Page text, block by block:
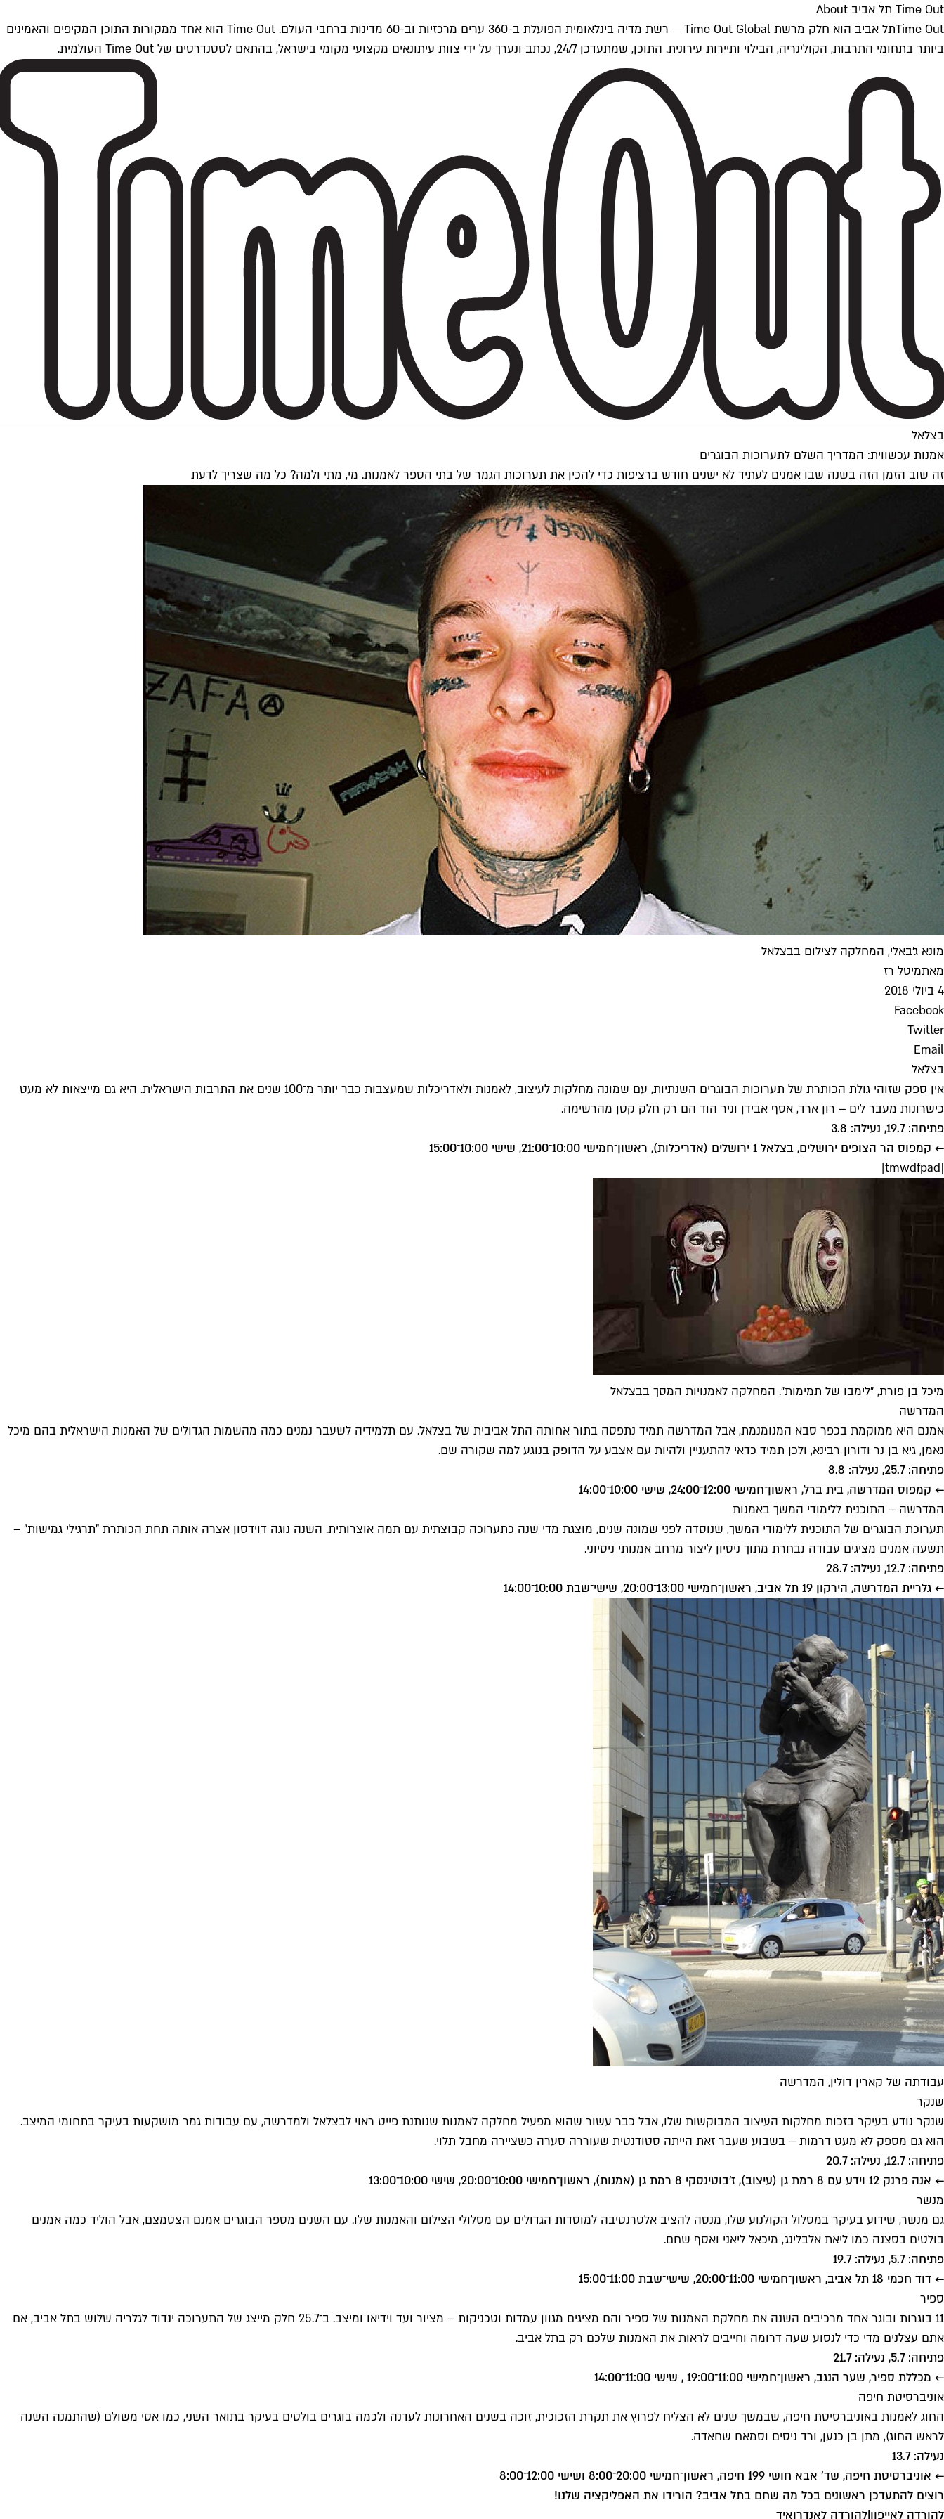
Time Out תל אביב About
Time Outתל אביב הוא חלק מרשת Time Out Global — רשת מדיה בינלאומית הפועלת ב-360 ערים מרכזיות וב-60 מדינות ברחבי העולם. Time Out הוא אחד ממקורות התוכן המקיפים והאמינים
ביותר בתחומי התרבות, הקולינריה, הבילוי ותיירות עירונית. התוכן, שמתעדכן 24/7, נכתב ונערך על ידי צוות עיתונאים מקצועי מקומי בישראל, בהתאם לסטנדרטים של Time Out העולמית.
בצלאל
אמנות עכשווית: המדריך השלם לתערוכות הבוגרים
זה שוב הזמן הזה בשנה שבו אמנים לעתיד לא ישנים חודש ברציפות כדי להכין את תערוכות הגמר של בתי הספר לאמנות. מי, מתי ולמה? כל מה שצריך לדעת
מונא ג׳באלי, המחלקה לצילום בבצלאל
מאתמיטל רז
4 ביולי 2018
Facebook
Twitter
Email
בצלאל
אין ספק שזוהי גולת הכותרת של תערוכות הבוגרים השנתיות, עם שמונה מחלקות לעיצוב, לאמנות ולאדריכלות שמעצבות כבר יותר מ־100 שנים את התרבות הישראלית. היא גם מייצאות לא מעט
כישרונות מעבר לים – רון ארד, אסף אבידן וניר הוד הם רק חלק קטן מהרשימה.
פתיחה: 19.7, נעילה: 3.8
← קמפוס הר הצופים ירושלים, בצלאל 1 ירושלים (אדריכלות), ראשון־חמישי 10:00־21:00, שישי 10:00־15:00
[tmwdfpad]
מיכל בן פורת, "לימבו של תמימות". המחלקה לאמנויות המסך בבצלאל
המדרשה
אמנם היא ממוקמת בכפר סבא המנומנמת, אבל המדרשה תמיד נתפסה בתור אחותה התל אביבית של בצלאל. עם תלמידיה לשעבר נמנים כמה מהשמות הגדולים של האמנות הישראלית בהם מיכל
נאמן, גיא בן נר ודורון רבינא, ולכן תמיד כדאי להתעניין ולהיות עם אצבע על הדופק בנוגע למה שקורה שם.
פתיחה: 25.7, נעילה: 8.8
← קמפוס המדרשה, בית ברל, ראשון־חמישי 12:00־24:00, שישי 10:00־14:00
המדרשה – התוכנית ללימודי המשך באמנות
תערוכת הבוגרים של התוכנית ללימודי המשך, שנוסדה לפני שמונה שנים, מוצגת מדי שנה כתערוכה קבוצתית עם תמה אוצרותית. השנה נוגה דוידסון אצרה אותה תחת הכותרת "תרגילי גמישות" –
תשעה אמנים מציגים עבודה נבחרת מתוך ניסיון ליצור מרחב אמנותי ניסיוני.
פתיחה: 12.7, נעילה: 28.7
← גלריית המדרשה, הירקון 19 תל אביב, ראשון־חמישי 13:00־20:00, שישי־שבת 10:00־14:00
עבודתה של קארין דולין, המדרשה
שנקר
שנקר נודע בעיקר בזכות מחלקות העיצוב המבוקשות שלו, אבל כבר עשור שהוא מפעיל מחלקה לאמנות שנותנת פייט ראוי לבצלאל ולמדרשה, עם עבודות גמר מושקעות בעיקר בתחומי המיצב.
הוא גם מספק לא מעט דרמות – בשבוע שעבר זאת הייתה סטודנטית שעוררה סערה כשציירה מחבל תלוי.
פתיחה: 12.7, נעילה: 20.7
← אנה פרנק 12 וידע עם 8 רמת גן (עיצוב), ז'בוטינסקי 8 רמת גן (אמנות), ראשון־חמישי 10:00־20:00, שישי 10:00־13:00
מנשר
גם מנשר, שידוע בעיקר במסלול הקולנוע שלו, מנסה להציב אלטרנטיבה למוסדות הגדולים עם מסלולי הצילום והאמנות שלו. עם השנים מספר הבוגרים אמנם הצטמצם, אבל הוליד כמה אמנים
בולטים בסצנה כמו ליאת אלבלינג, מיכאל ליאני ואסף שחם.
פתיחה: 5.7, נעילה: 19.7
← דוד חכמי 18 תל אביב, ראשון־חמישי 11:00־20:00, שישי־שבת 11:00־15:00
ספיר
11 בוגרות ובוגר אחד מרכיבים השנה את מחלקת האמנות של ספיר והם מציגים מגוון עמדות וטכניקות – מציור ועד וידיאו ומיצב. ב־25.7 חלק מייצג של התערוכה ינדוד לגלריה שלוש בתל אביב, אם
אתם עצלנים מדי כדי לנסוע שעה דרומה וחייבים לראות את האמנות שלכם רק בתל אביב.
פתיחה: 5.7, נעילה: 21.7
← מכללת ספיר, שער הנגב, ראשון־חמישי 11:00־19:00 , שישי 11:00־14:00
אוניברסיטת חיפה
החוג לאמנות באוניברסיטת חיפה, שבמשך שנים לא הצליח לפרוץ את תקרת הזכוכית, זוכה בשנים האחרונות לעדנה ולכמה בוגרים בולטים בעיקר בתואר השני, כמו אסי משולם (שהתמנה השנה
לראש החוג), מתן בן כנען, ורד ניסים וסמאח שחאדה.
נעילה: 13.7
← אוניברסיטת חיפה, שד' אבא חושי 199 חיפה, ראשון־חמישי 20:00־8:00 ושישי 12:00־8:00
רוצים להתעדכן ראשונים בכל מה שחם בתל אביב? הורידו את האפליקציה שלנו!
להורדה לאייפון|להורדה לאנדרואיד